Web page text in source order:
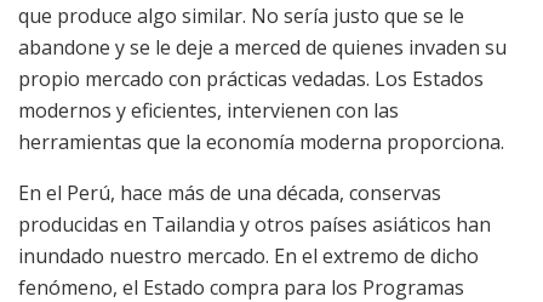
que produce algo similar. No sería justo que se le
abandone y se le deje a merced de quienes invaden su
propio mercado con prácticas vedadas. Los Estados
modernos y eficientes, intervienen con las
herramientas que la economía moderna proporciona.
En el Perú, hace más de una década, conservas
producidas en Tailandia y otros países asiáticos han
inundado nuestro mercado. En el extremo de dicho
fenómeno, el Estado compra para los Programas